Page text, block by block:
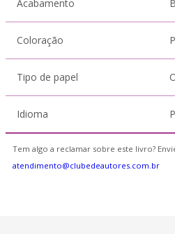
Acabamento
Coloração
Tipo de papel
Idioma
Tem algo a reclamar sobre este livro?
atendimento@clubedeautores.com.br